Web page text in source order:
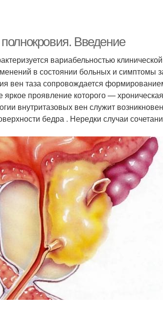
Введение
вариабельностью
в состоянии больных и симптомы
вен таза сопровождается
проявление которого —
внутритазовых вен служит
бедра . Нередки случаи